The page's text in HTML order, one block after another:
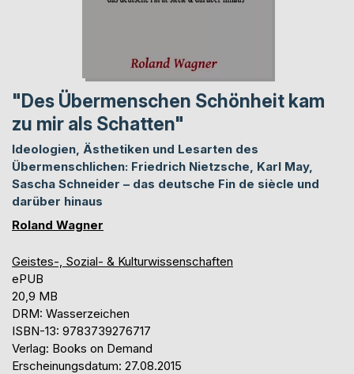
"Des Übermenschen Schönheit kam
zu mir als Schatten"
Ideologien, Ästhetiken und Lesarten des
Übermenschlichen: Friedrich Nietzsche, Karl May,
Sascha Schneider – das deutsche Fin de siècle und
darüber hinaus
Roland Wagner
Geistes-, Sozial- & Kulturwissenschaften
ePUB
20,9 MB
DRM: Wasserzeichen
ISBN-13: 9783739276717
Verlag: Books on Demand
Erscheinungsdatum: 27.08.2015